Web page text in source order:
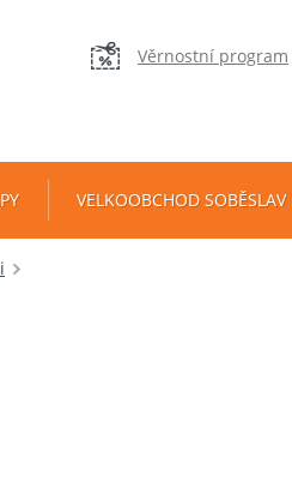
Věrnostní program
VELKOOBCHOD SOBĚSLAV